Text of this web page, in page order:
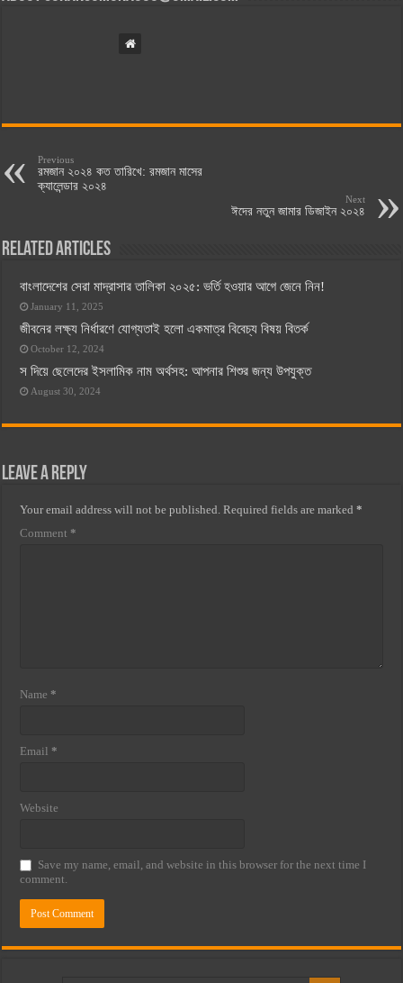
Previous
রমজান ২০২৪ কত তারিখে: রমজান মাসের
ক্যালেন্ডার ২০২৪
Next
ঈদের নতুন জামার ডিজাইন ২০২৪
Related Articles
বাংলাদেশের সেরা মাদ্রাসার তালিকা ২০২৫: ভর্তি হওয়ার আগে জেনে নিন!
January 11, 2025
জীবনের লক্ষ্য নির্ধারণে যোগ্যতাই হলো একমাত্র বিবেচ্য বিষয় বিতর্ক
October 12, 2024
স দিয়ে ছেলেদের ইসলামিক নাম অর্থসহ: আপনার শিশুর জন্য উপযুক্ত
August 30, 2024
Leave a Reply
Your email address will not be published. Required fields are marked*
Comment *
Name *
Email *
Website
Save my name, email, and website in this browser for the next time I
comment.